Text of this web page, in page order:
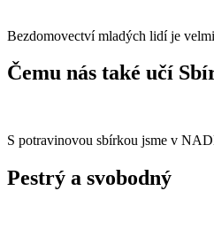
Bezdomovectví mladých lidí je
Čemu nás také učí
S potravinovou sbírkou jsme v
Pestrý a svobodný